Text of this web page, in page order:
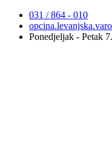
031 / 864 - 010
Ponedjeljak - Petak